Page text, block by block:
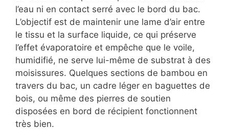
l’eau ni en contact serré avec le bord du bac.
L’objectif est de maintenir une lame d’air entre
le tissu et la surface liquide, ce qui préserve
l’effet évaporatoire et empêche que le voile,
humidifié, ne serve lui-même de substrat à des
moisissures. Quelques sections de bambou en
travers du bac, un cadre léger en baguettes de
bois, ou même des pierres de soutien
disposées en bord de récipient fonctionnent
très bien.